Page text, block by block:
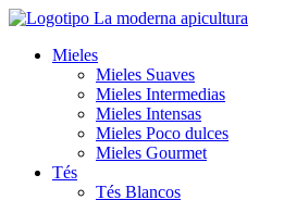
Ir
contenidoMieles
Mieles Suaves
Mieles Intermedias
Mieles Intensas
Mieles Poco dulces
Mieles Gourmet
Tés
Tés Blancos